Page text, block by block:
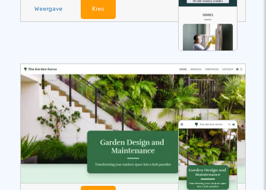
Weergave Kies